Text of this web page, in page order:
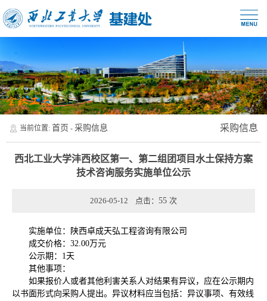
当前位置: 首页 - 采购信息 采购信息
西北工业大学沣西校区第一、第二组团项目水土保持方案
技术咨询服务实施单位公示
2026-05-12 点击： 55 次
实施单位：陕西卓成天弘工程咨询有限公司
成交价格：32.00万元
公示期：1天
其他事项：
如果报价人或者其他利害关系人对结果有异议，应在公示期内
以书面形式向采购人提出。异议材料应当包括：异议事项、有效线